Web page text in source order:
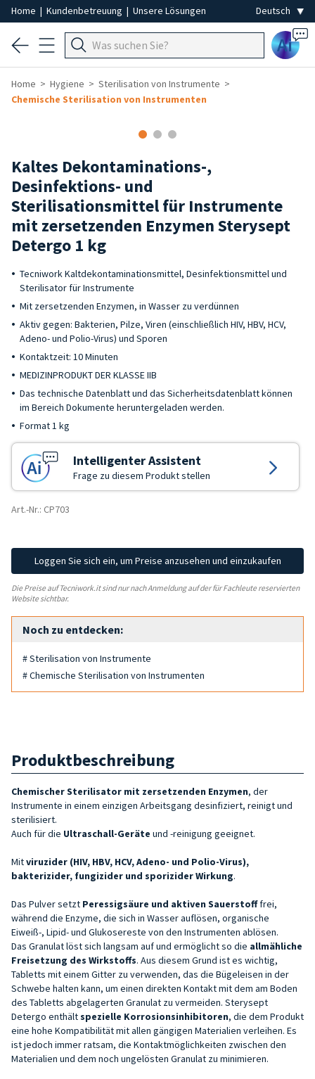
Home | Kundenbetreuung | Unsere Lösungen
Ai
Home Hygiene
Sterilisation von Instrumente
Chemische Sterilisation von Instrumenten
Kaltes Dekontaminations-,
Desinfektions- und
Sterilisationsmittel für Instrumente
mit zersetzenden Enzymen Sterysept
Detergo 1 kg
Tecniwork Kaltdekontaminationsmittel, Desinfektionsmittel und
Sterilisator für Instrumente
Mit zersetzenden Enzymen, in Wasser zu verdünnen
Aktiv gegen: Bakterien, Pilze, Viren (einschließlich HIV, HBV, HCV,
Adeno- und Polio-Virus) und Sporen
Kontaktzeit: 10 Minuten
MEDIZINPRODUKT DER KLASSE IIB
Das technische Datenblatt und das Sicherheitsdatenblatt können
im Bereich Dokumente heruntergeladen werden.
Format 1 kg
Intelligenter Assistent
Frage zu diesem Produkt stellen
Art.-Nr.: CP703
Loggen Sie sich ein, um Preise anzusehen und einzukaufen
Die Preise auf Tecniwork.it sind nur nach Anmeldung auf der für Fachleute reservierten
Website sichtbar.
Noch zu entdecken:
# Sterilisation von Instrumente
# Chemische Sterilisation von Instrumenten
Produktbeschreibung
Chemischer Sterilisator mit zersetzenden Enzymen, der
Instrumente in einem einzigen Arbeitsgang desinfiziert, reinigt und
sterilisiert.
Auch für die Ultraschall-Geräte und -reinigung geeignet.
Mitviruzider (HIV, HBV, HCV, Adeno- und Polio-Virus),
bakterizider, fungizider und sporizider Wirkung.
Das Pulver setzt Peressigsäure und aktiven Sauerstofffrei,
während die Enzyme, die sich in Wasser auflösen, organische
Eiweiß-, Lipid- und Glukosereste von den Instrumenten ablösen.
Das Granulat löst sich langsam auf und ermöglicht so die allmähliche
Freisetzung des Wirkstoffs. Aus diesem Grund ist es wichtig,
Tabletts mit einem Gitter zu verwenden, das die Bügeleisen in der
Schwebe halten kann, um einen direkten Kontakt mit dem am Boden
des Tabletts abgelagerten Granulat zu vermeiden. Sterysept
Detergo enthältspezielle Korrosionsinhibitoren, die dem Produkt
eine hohe Kompatibilität mit allen gängigen Materialien verleihen. Es
ist jedoch immer ratsam, die Kontaktmöglichkeiten zwischen den
Materialien und dem noch ungelösten Granulat zu minimieren.